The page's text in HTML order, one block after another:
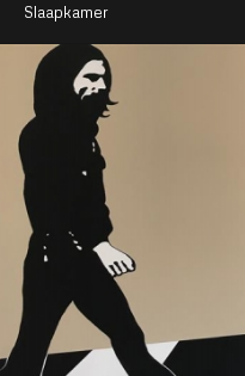
Slaapkamer